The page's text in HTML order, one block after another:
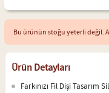
Bu ürünün stoğu yeterli değil.
Ürün Detayları
Farkınızı Fil Dişi Tasarım